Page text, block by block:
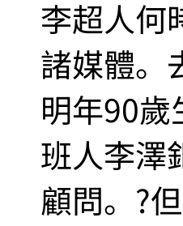
李超人何
諸媒體。
明年90
班人李澤
顧問。?